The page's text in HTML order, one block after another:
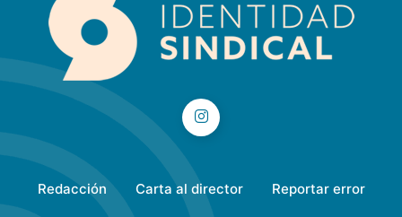
Redacción Carta al director Reportar error